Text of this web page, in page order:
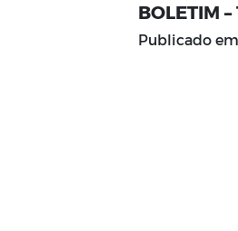
BOLETIM
Publicado em